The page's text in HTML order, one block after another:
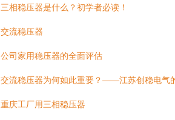
三相稳压器是什么？初学者必读！
交流稳压器
公司家用稳压器的全面评估
交流稳压器为何如此重要？——江苏创稳电气
重庆工厂用三相稳压器